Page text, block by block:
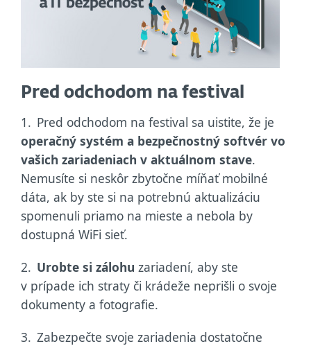
Pred odchodom na festival
1. Pred odchodom na festival sa uistite, že je
operačný systém a bezpečnostný softvér vo
vašich zariadeniach v aktuálnom stave.
Nemusíte si neskôr zbytočne míňať mobilné
dáta, ak by ste si na potrebnú aktualizáciu
spomenuli priamo na mieste a nebola by
dostupná WiFi sieť.
2. Urobte si zálohu zariadení, aby ste
v prípade ich straty či krádeže neprišli o svoje
dokumenty a fotografie.
3. Zabezpečte svoje zariadenia dostatočne